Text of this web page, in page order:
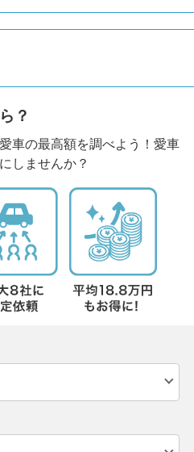
？
車の最高額を調べよう！愛車
しませんか？